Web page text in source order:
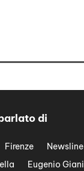
di
Firenze Newsline
Eugenio Giani